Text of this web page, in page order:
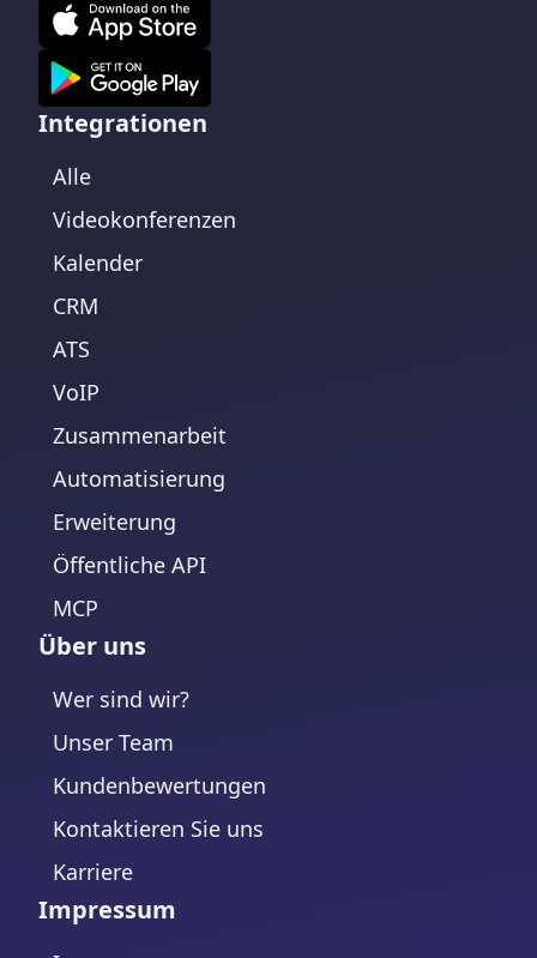
Integrationen
Alle
Videokonferenzen
Kalender
CRM
ATS
VoIP
Zusammenarbeit
Automatisierung
Erweiterung
Öffentliche API
MCP
Über uns
Wer sind wir?
Unser Team
Kundenbewertungen
Kontaktieren Sie uns
Karriere
Impressum